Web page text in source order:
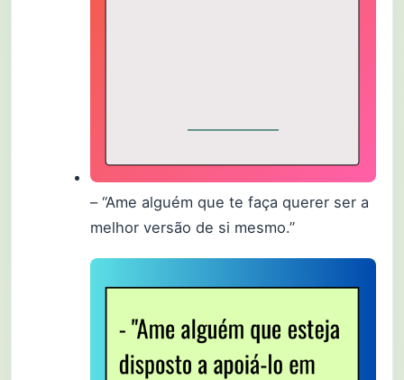
– “Ame alguém que te faça querer ser a
melhor versão de si mesmo.”